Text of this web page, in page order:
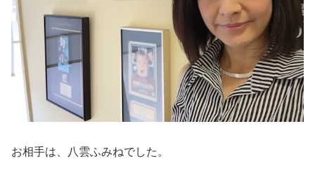
お相手は、八雲ふみねでした。